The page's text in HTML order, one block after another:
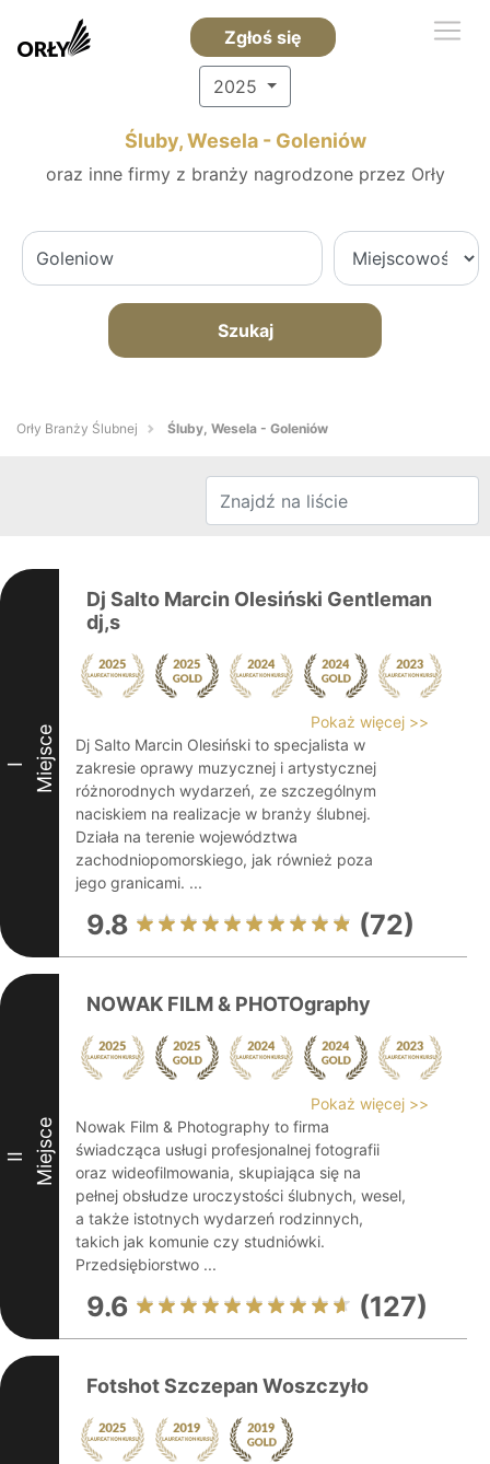
Zgłoś się
2025
Śluby, Wesela - Goleniów
oraz inne firmy z branży nagrodzone przez Orły
Szukaj
Orły Branży Ślubnej Śluby, Wesela - Goleniów
I Miejsce
Dj Salto Marcin Olesiński Gentleman
dj,s
Pokaż więcej >>
Dj Salto Marcin Olesiński to specjalista w
zakresie oprawy muzycznej i artystycznej
różnorodnych wydarzeń, ze szczególnym
naciskiem na realizacje w branży ślubnej.
Działa na terenie województwa
zachodniopomorskiego, jak również poza
jego granicami. ...
9.8 (72)
II Miejsce
NOWAK FILM & PHOTOgraphy
Pokaż więcej >>
Nowak Film & Photography to firma
świadcząca usługi profesjonalnej fotografii
oraz wideofilmowania, skupiająca się na
pełnej obsłudze uroczystości ślubnych, wesel,
a także istotnych wydarzeń rodzinnych,
takich jak komunie czy studniówki.
Przedsiębiorstwo ...
9.6 (127)
Fotshot Szczepan Woszczyło